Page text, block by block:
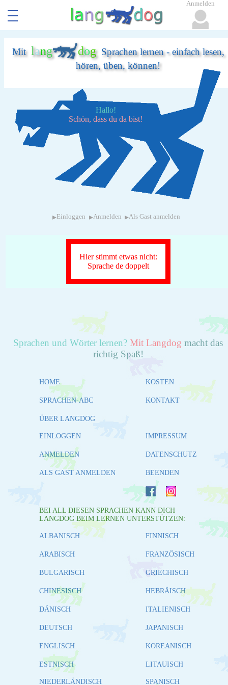
Mit lang dogSprachen lernen - einfach lesen,
hören, üben, können!
Hallo!
Schön, dass du da bist!
▸ Einloggen ▸Anmelden ▸Als Gast anmelden
Hier stimmt etwas nicht:
Sprache de doppelt
Sprachen und Wörter lernen? Mit Langdog macht das
richtig Spaß!
HOME
SPRACHEN-ABC
ÜBER LANGDOG
KOSTEN
KONTAKT
EINLOGGEN
ANMELDEN
ALS GAST ANMELDEN
IMPRESSUM
DATENSCHUTZ
BEENDEN
BEI ALL DIESEN SPRACHEN KANN DICH
LANGDOG BEIM LERNEN UNTERSTÜTZEN:
ALBANISCH
ARABISCH
BULGARISCH
CHINESISCH
DÄNISCH
DEUTSCH
ENGLISCH
ESTNISCH
FINNISCH
FRANZÖSISCH
GRIECHISCH
HEBRÄISCH
ITALIENISCH
JAPANISCH
KOREANISCH
LITAUISCH
NIEDERLÄNDISCH SPANISCH
Anmelden